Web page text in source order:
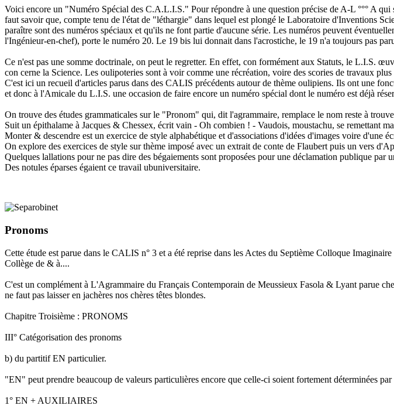
Voici encore un "Numéro Spécial des C.A.L.I.S." Pour répondre à une question précise de A-L °°° A
faut savoir que, compte tenu de l'état de "léthargie" dans lequel est plongé le Laboratoire d'Inventions
paraître sont des numéros spéciaux et qu'ils ne font partie d'aucune série. Les numéros peuvent
l'Ingénieur-en-chef), porte le numéro 20. Le 19 bis lui donnait dans l'acrostiche, le 19 n'a toujours pas
Ce n'est pas une somme doctrinale, on peut le regretter. En effet, con formément aux Statuts, le L.I.S.
con cerne la Science. Les oulipoteries sont à voir comme une récréation, voire des scories de travaux
C'est ici un recueil d'articles parus dans des CALIS précédents autour de thème oulipiens. Ils ont une
et donc à l'Amicale du L.I.S. une occasion de faire encore un numéro spécial dont le numéro est déjà
On trouve des études grammaticales sur le "Pronom" qui, dit l'agrammaire, remplace le nom reste à
Suit un épithalame à Jacques & Chessex, écrit vain - Oh combien ! - Vaudois, moustachu, se remettant
Monter & descendre est un exercice de style alphabétique et d'associations d'idées d'images voire d'une
On explore des exercices de style sur thème imposé avec un extrait de conte de Flaubert puis un vers
Quelques lallations pour ne pas dire des bégaiements sont proposées pour une déclamation publique par
Des notules éparses égaient ce travail ubuniversitaire.
Pronoms
Cette étude est parue dans le CALIS n° 3 et a été reprise dans les Actes du Septième Colloque
Collège de & à....
C'est un complément à L'Agrammaire du Français Contemporain de Meussieux Fasola & Lyant parue
ne faut pas laisser en jachères nos chères têtes blondes.
Chapitre Troisième : PRONOMS
III° Catégorisation des pronoms
b) du partitif EN particulier.
"EN" peut prendre beaucoup de valeurs particulières encore que celle-ci soient fortement déterminées
1° EN + AUXILIAIRES